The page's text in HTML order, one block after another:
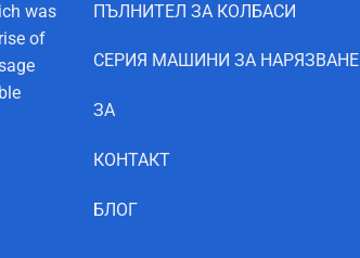
was
of
ПЪЛНИТЕЛ ЗА КОЛБАСИ
СЕРИЯ МАШИНИ ЗА НАРЯЗВАНЕ
ЗА
КОНТАКТ
БЛОГ